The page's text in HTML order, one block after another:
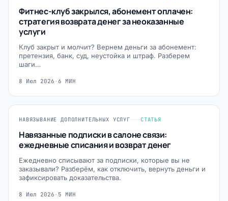
Фитнес-клуб закрылся, абонемент оплачен:
стратегия возврата денег за неоказанные
услуги
Клуб закрыт и молчит? Вернем деньги за абонемент:
претензия, банк, суд, неустойка и штраф. Разберем
шаги…
8 Июл 2026 · 6 МИН
НАВЯЗЫВАНИЕ ДОПОЛНИТЕЛЬНЫХ УСЛУГ СТАТЬЯ
Навязанные подписки в салоне связи:
ежедневные списания и возврат денег
Ежедневно списывают за подписки, которые вы не
заказывали? Разберём, как отключить, вернуть деньги и
зафиксировать доказательства.
8 Июл 2026 · 5 МИН